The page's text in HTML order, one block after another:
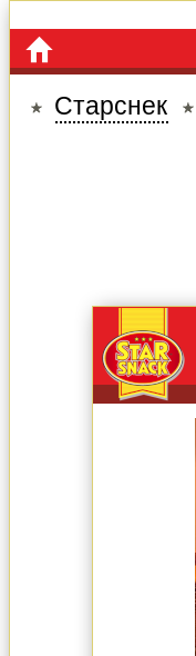
Старснек